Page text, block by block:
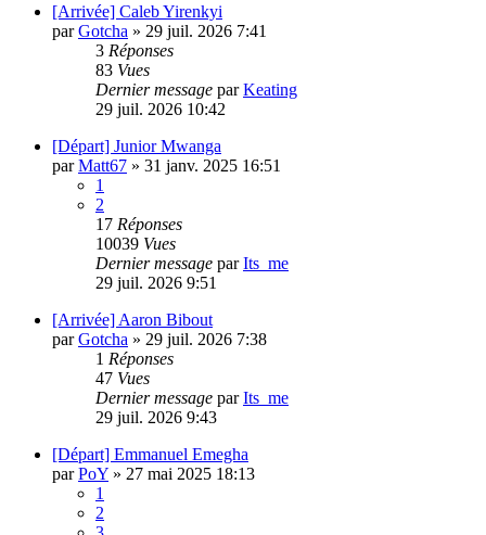
[Arrivée] Caleb Yirenkyi
parGotcha » 29 juil. 2026 7:41
3 Réponses
83 Vues
Dernier message parKeating
29 juil. 2026 10:42
[Départ] Junior Mwanga
parMatt67 » 31 janv. 2025 16:51
1
2
17 Réponses
10039 Vues
Dernier message parIts_me
29 juil. 2026 9:51
[Arrivée] Aaron Bibout
parGotcha » 29 juil. 2026 7:38
1 Réponses
47 Vues
Dernier message parIts_me
29 juil. 2026 9:43
[Départ] Emmanuel Emegha
parPoY » 27 mai 2025 18:13
1
2